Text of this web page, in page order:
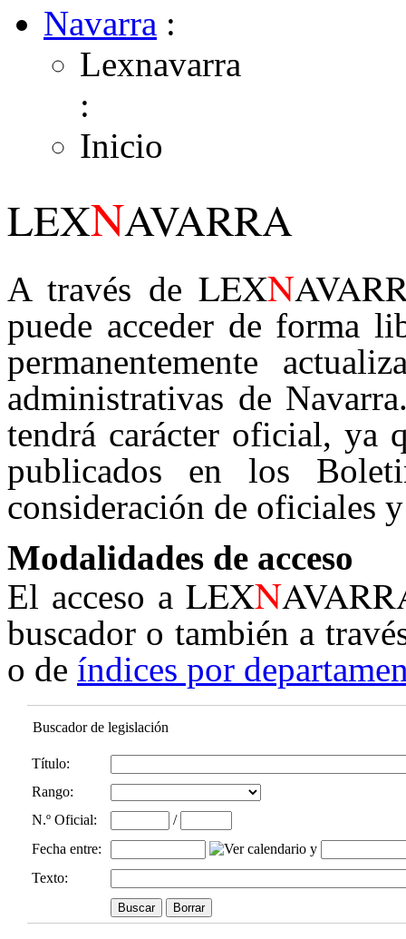
Navarra :
Lexnavarra
:
Inicio
LEXNAVARRA
A través de LEXN
puede acceder de forma
permanentemente
administrativas de
tendrá carácter oficial, ya
publicados en los
consideración de oficiales
Modalidades de acceso
El acceso aLEXN
buscador o también a
o de índices por
Buscador de legislación
Título:
Rango:
N.º Oficial:
/
Fecha entre:
y
Texto: